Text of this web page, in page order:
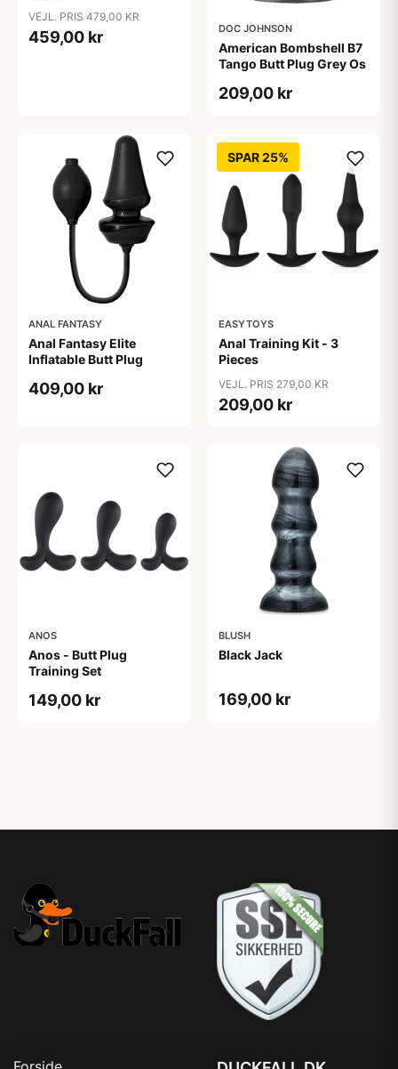
VEJL. PRIS 479,00 KR
459,00 kr DOC JOHNSON
American Bombshell B7
Tango Butt Plug Grey Os
209,00 kr
ANAL FANTASY
Anal Fantasy Elite
Inflatable Butt Plug
409,00 kr
SPAR 25%
EASYTOYS
Anal Training Kit - 3
Pieces
VEJL. PRIS 279,00 KR
209,00 kr
ANOS
Anos - Butt Plug
Training Set
149,00 kr
BLUSH
Black Jack
169,00 kr